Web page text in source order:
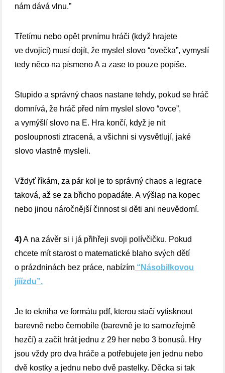
nám dává vlnu.”
Třetímu nebo opět prvnímu hráči (když hrajete
ve dvojici) musí dojít, že myslel slovo “ovečka”, vymyslí
tedy něco na písmeno A a zase to pouze popíše.
Stupido a správný chaos nastane tehdy, pokud se hráč
domnívá, že hráč před ním myslel slovo “ovce”,
a vymýšlí slovo na E. Hra končí, když je nit
posloupnosti ztracená, a všichni si vysvětlují, jaké
slovo vlastně mysleli.
Vždyť říkám, za pár kol je to správný chaos a legrace
taková, až se za břicho popadáte. A výšlap na kopec
nebo jinou náročnější činnost si děti ani neuvědomí.
4)A na závěr si i já přihřeji svoji polívčičku. Pokud
chcete mít starost o matematické blaho svých dětí
o prázdninách bez práce, nabízím “Násobilkovou
jííízdu”.
Je to ekniha ve formátu pdf, kterou stačí vytisknout
barevně nebo černobíle (barevně je to samozřejmě
hezčí) a začít hrát jednu z 29 her nebo 3 bonusů. Hry
jsou vždy pro dva hráče a potřebujete jen jednu nebo
dvě kostky a jednu nebo dvě pastelky. Děcka si tak